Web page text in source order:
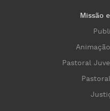
Missão
Pastoral